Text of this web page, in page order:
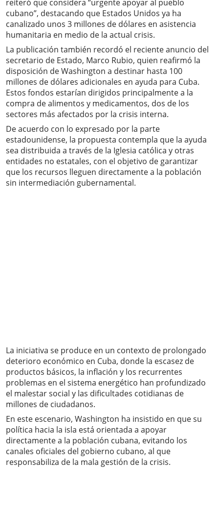
reiteró que considera “urgente apoyar al pueblo
cubano”, destacando que Estados Unidos ya ha
canalizado unos 3 millones de dólares en asistencia
humanitaria en medio de la actual crisis.
La publicación también recordó el reciente anuncio del
secretario de Estado, Marco Rubio, quien reafirmó la
disposición de Washington a destinar hasta 100
millones de dólares adicionales en ayuda para Cuba.
Estos fondos estarían dirigidos principalmente a la
compra de alimentos y medicamentos, dos de los
sectores más afectados por la crisis interna.
De acuerdo con lo expresado por la parte
estadounidense, la propuesta contempla que la ayuda
sea distribuida a través de la Iglesia católica y otras
entidades no estatales, con el objetivo de garantizar
que los recursos lleguen directamente a la población
sin intermediación gubernamental.
La iniciativa se produce en un contexto de prolongado
deterioro económico en Cuba, donde la escasez de
productos básicos, la inflación y los recurrentes
problemas en el sistema energético han profundizado
el malestar social y las dificultades cotidianas de
millones de ciudadanos.
En este escenario, Washington ha insistido en que su
política hacia la isla está orientada a apoyar
directamente a la población cubana, evitando los
canales oficiales del gobierno cubano, al que
responsabiliza de la mala gestión de la crisis.